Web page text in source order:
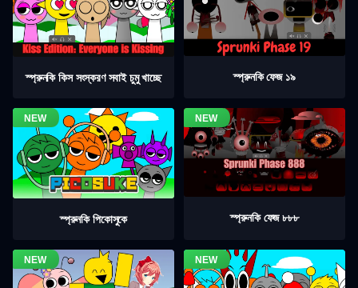
স্প্রুনকি কিস সংস্করণ সবাই চুমু খাচ্ছে স্প্রুনকি ফেজ ১৯
স্প্রুনকি পিকোসুকে স্প্রুনকি ফেজ ৮৮৮